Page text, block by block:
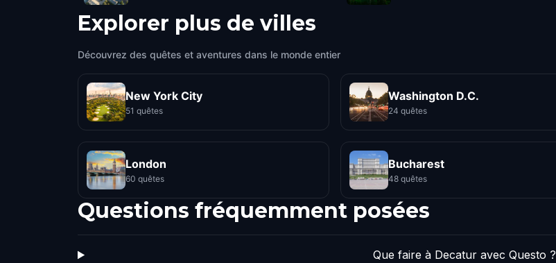
Explorer plus de villes
Découvrez des quêtes et aventures dans le monde entier
New York City
51 quêtes
Washington D.C.
24 quêtes
London
60 quêtes
Bucharest
48 quêtes
Questions fréquemment posées
Que faire à Decatur avec Questo ?